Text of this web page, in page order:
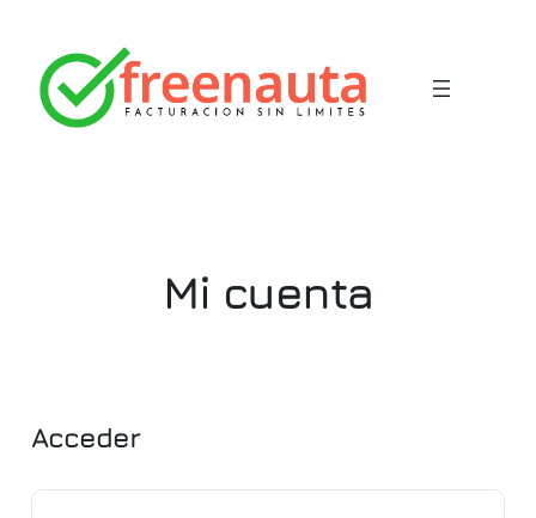
contenido
Mi cuenta
Acceder